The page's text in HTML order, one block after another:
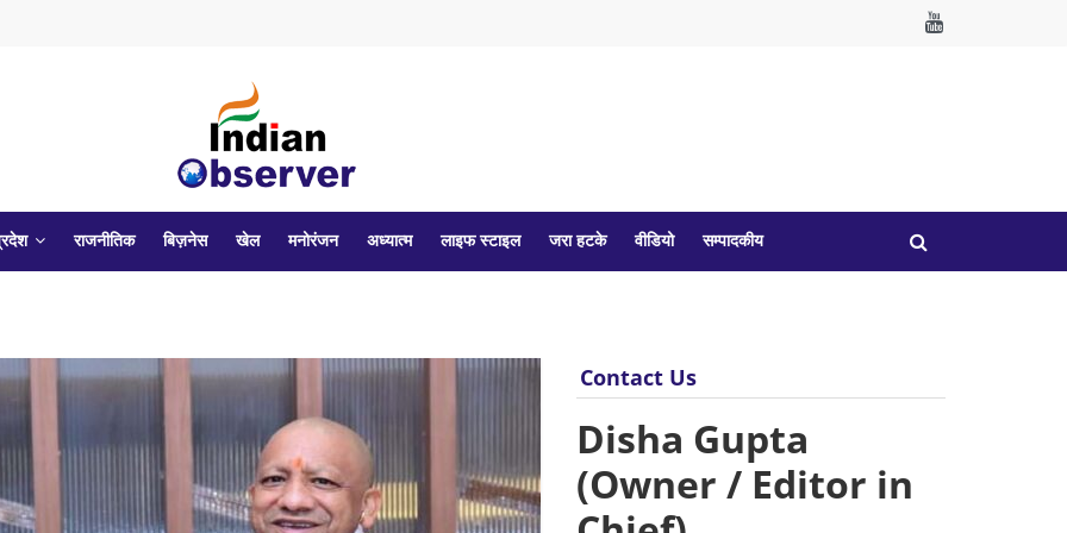
राजनीतिक बिज़नेस खेल मनोरंजन अध्यात्म लाइफ स्टाइल जरा हटके वीडियो सम्पादकीय
Contact Us
Disha Gupta
(Owner / Editor in